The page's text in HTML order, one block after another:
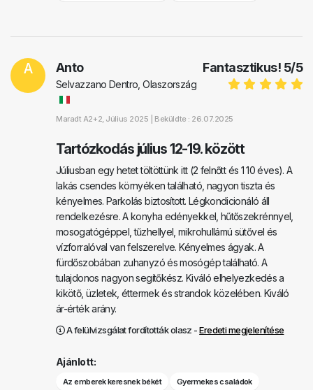
A Fantasztikus! 5/5
Anto
Selvazzano Dentro, Olaszország
Maradt A2+2, Július 2025 | Beküldte : 26.07.2025
Tartózkodás július 12-19. között
Júliusban egy hetet töltöttünk itt (2 felnőtt és 1 10 éves). A
lakás csendes környéken található, nagyon tiszta és
kényelmes. Parkolás biztosított. Légkondicionáló áll
rendelkezésre. A konyha edényekkel, hűtőszekrénnyel,
mosogatógéppel, tűzhellyel, mikrohullámú sütővel és
vízforralóval van felszerelve. Kényelmes ágyak. A
fürdőszobában zuhanyzó és mosógép található. A
tulajdonos nagyon segítőkész. Kiváló elhelyezkedés a
kikötő, üzletek, éttermek és strandok közelében. Kiváló
ár-érték arány.
A felülvizsgálat fordították olasz -Eredeti megjelenítése
Ajánlott:
Az emberek keresnek békét Gyermekes családok